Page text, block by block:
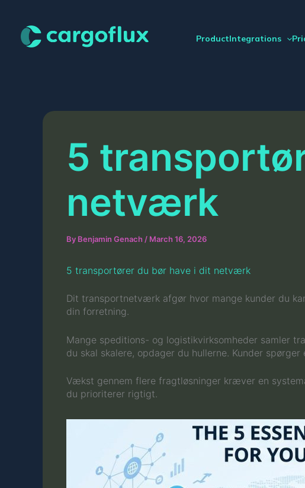
content
ProductIntegrations
5
netværk
By Benjamin Genach / March 16, 2026
5 transportører du bør have i dit netværk
Dit transportnetværk afgør hvor mange kunder du
din forretning.
Mange speditions- og logistikvirksomheder samler
du skal skalere, opdager du hullerne. Kunder
Vækst gennem flere fragtløsninger kræver en
du prioriterer rigtigt.